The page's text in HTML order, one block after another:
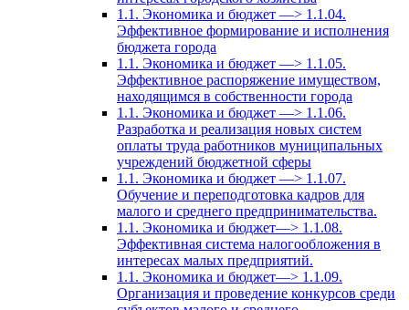
1.1. Экономика и бюджет —> 1.1.04.
Эффективное формирование и исполнения
бюджета города
1.1. Экономика и бюджет —> 1.1.05.
Эффективное распоряжение имуществом,
находящимся в собственности города
1.1. Экономика и бюджет —> 1.1.06.
Разработка и реализация новых систем
оплаты труда работников муниципальных
учреждений бюджетной сферы
1.1. Экономика и бюджет —> 1.1.07.
Обучение и переподготовка кадров для
малого и среднего предпринимательства.
1.1. Экономика и бюджет—> 1.1.08.
Эффективная система налогообложения в
интересах малых предприятий.
1.1. Экономика и бюджет—> 1.1.09.
Организация и проведение конкурсов среди